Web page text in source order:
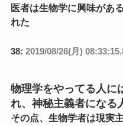
医者は生物学に興味があ
れた
38: 2019/08/26(月)
物理学をやってる人に
れ、神秘主義者になる
その点、生物学者は現実